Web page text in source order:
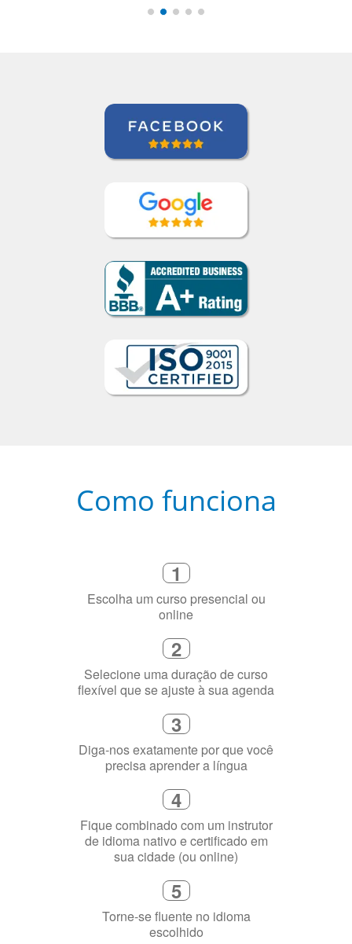
Como funciona
Escolha um curso presencial ou
online
Selecione uma duração de curso
flexível que se ajuste à sua agenda
Diga-nos exatamente por que você
precisa aprender a língua
Fique combinado com um instrutor
de idioma nativo e certificado em
sua cidade (ou online)
5
Torne-se fluente no idioma
escolhido